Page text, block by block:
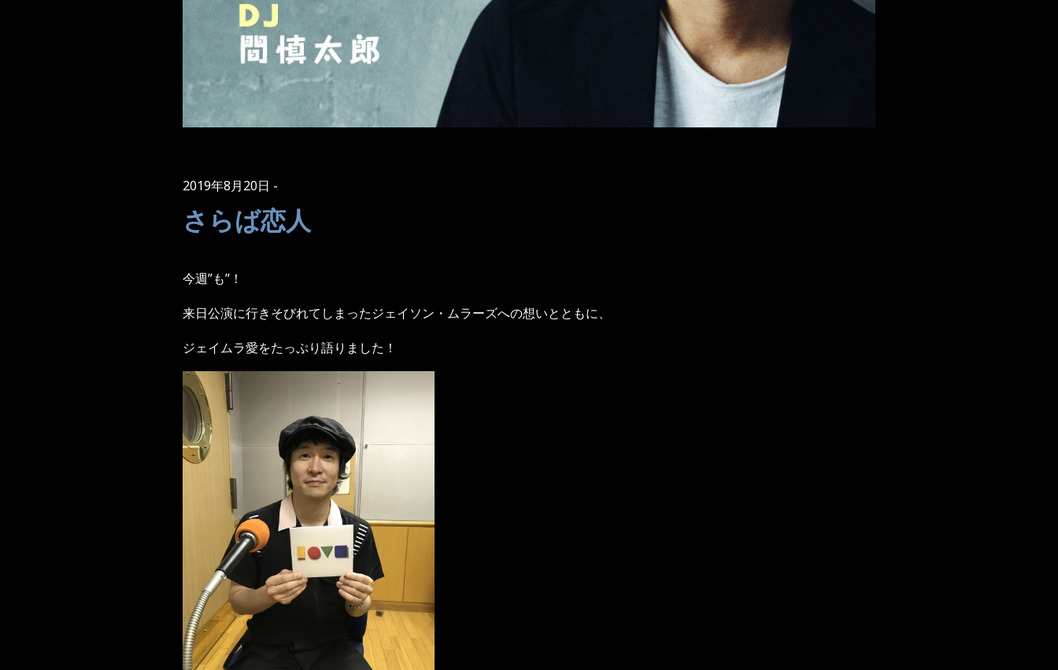
2019年8月20日
さらば恋人
今週”も”！
来日公演に行きそびれてしまったジェイソン・ムラーズへの想いとともに、
ジェイムラ愛をたっぷり語りました！